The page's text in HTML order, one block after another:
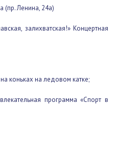
(пр. Ленина, 24а)
залихватская!»
коньках на ледовом катке;
программа «Спорт в